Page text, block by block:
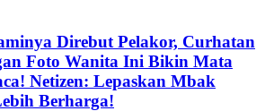
Direbut Pelakor, Curhatan
Foto Wanita Ini Bikin Mata
Netizen: Lepaskan Mbak
Berharga!